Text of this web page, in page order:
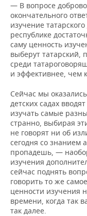
— В вопросе
окончательного
изучение
республике
саму ценность
выберут татарский,
среди
и эффективнее, чем
Сейчас мы
детских садах
изучать самые
странно, выбирая
не говорят ни об
сегодня со знанием
пропадешь, —
изучения
сейчас поднять
говорить то же
ценности изучения
времени, когда так
так далее.